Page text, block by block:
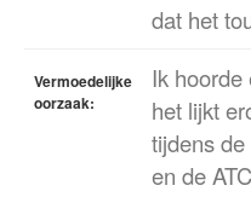
dat het
Vermoedelijke
oorzaak:
Ik
het lijkt
tijdens
en de